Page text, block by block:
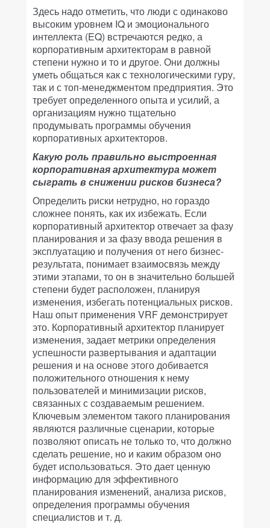
Здесь надо отметить, что люди с одинаково
высоким уровнем IQ и эмоционального
интеллекта (EQ) встречаются редко, а
корпоративным архитекторам в равной
степени нужно и то и другое. Они должны
уметь общаться как с технологическими гуру,
так и с топ-менеджментом предприятия. Это
требует определенного опыта и усилий, а
организациям нужно тщательно
продумывать программы обучения
корпоративных архитекторов.
Какую роль правильно выстроенная
корпоративная архитектура может
сыграть в снижении рисков бизнеса?
Определить риски нетрудно, но гораздо
сложнее понять, как их избежать. Если
корпоративный архитектор отвечает за фазу
планирования и за фазу ввода решения в
эксплуатацию и получения от него бизнес-
результата, понимает взаимосвязь между
этими этапами, то он в значительно большей
степени будет расположен, планируя
изменения, избегать потенциальных рисков.
Наш опыт применения VRF демонстрирует
это. Корпоративный архитектор планирует
изменения, задает метрики определения
успешности развертывания и адаптации
решения и на основе этого добивается
положительного отношения к нему
пользователей и минимизации рисков,
связанных с создаваемым решением.
Ключевым элементом такого планирования
являются различные сценарии, которые
позволяют описать не только то, что должно
сделать решение, но и каким образом оно
будет использоваться. Это дает ценную
информацию для эффективного
планирования изменений, анализа рисков,
определения программы обучения
специалистов и т. д.